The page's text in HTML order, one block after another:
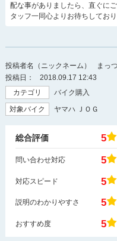
配な事がありましたら、直ぐに
タッフ一同心よりお待ちしてお
投稿者名（ニックネーム）
まっつ
投稿日：
2018.09.17 12:43
カテゴリ
バイク購入
対象バイク
ヤマハ ＪＯＧ
総合評価 5
問い合わせ対応 5
対応スピード 5
説明のわかりやすさ 5
おすすめ度 5